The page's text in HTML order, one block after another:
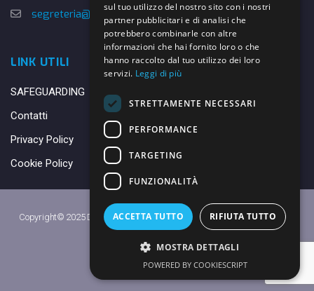
segreteria@danybasket.it
LINK UTILI
SAFEGUARDING
Contatti
Privacy Policy
Cookie Policy
Copyright© 2025 DANY BASKET QUARRATA S.S.D.A.R.L. -Privacy Policy
Made with ♥ by
sul tuo utilizzo del nostro sito con i nostri
partner pubblicitari e di analisi che
potrebbero combinarle con altre
informazioni che hai fornito loro o che
hanno raccolto dal tuo utilizzo dei loro
servizi. Leggi di più
STRETTAMENTE NECESSARI
PERFORMANCE
TARGETING
FUNZIONALITÀ
ACCETTA TUTTO RIFIUTA TUTTO
MOSTRA DETTAGLI
POWERED BY COOKIESCRIPT